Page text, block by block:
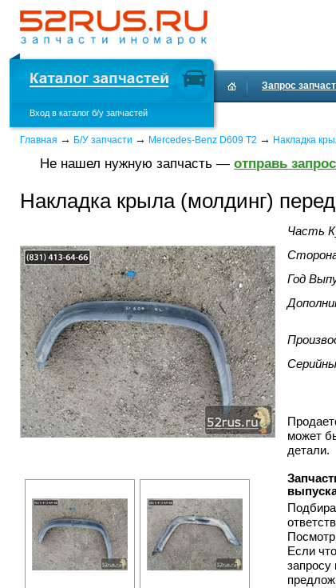
Вход в каталог б/у запчастей
Запрос
Главная → Б/У запчасти → Mercedes-Benz D609 T2 → Накладка
Не нашел нужную запчасть —отправь запрос
Накладка крыла (молдинг)
Часть
Год
может
детали.
Если